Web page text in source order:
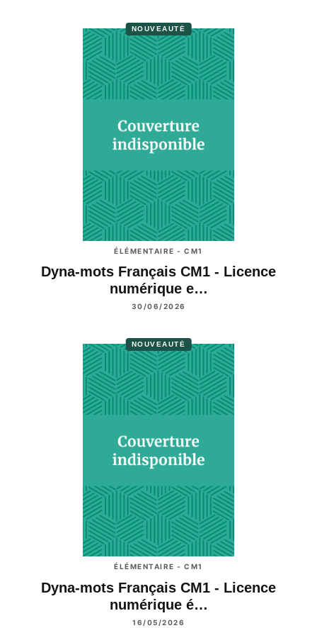
NOUVEAUTÉ
ÉLÉMENTAIRE - CM1
Dyna-mots Français CM1 - Licence
numérique e…
30/06/2026
NOUVEAUTÉ
ÉLÉMENTAIRE - CM1
Dyna-mots Français CM1 - Licence
numérique é…
16/05/2026